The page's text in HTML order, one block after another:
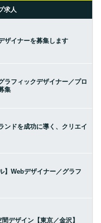
求人
ザイナーを募集します
ラフィックデザイナー／プロ
集
ンドを成功に導く、クリエイ
】Webデザイナー／グラフ
デザイン【東京／金沢】